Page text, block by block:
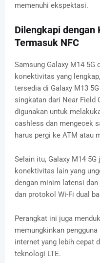
memenuhi ekspektasi.
Dilengkapi dengan
Termasuk NFC
Samsung Galaxy M14 5G
konektivitas yang
tersedia di Galaxy M13
singkatan dari Near Field
digunakan untuk
cashless dan mengecek
harus pergi ke ATM atau
Selain itu, Galaxy M14
konektivitas lain yang
dengan minim latensi dan
dan protokol Wi-Fi dual
Perangkat ini juga
memungkinkan
internet yang lebih cepat
teknologi LTE.